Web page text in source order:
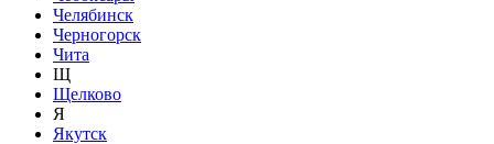
Челябинск
Черногорск
Чита
Щ
Щелково
Я
Якутск